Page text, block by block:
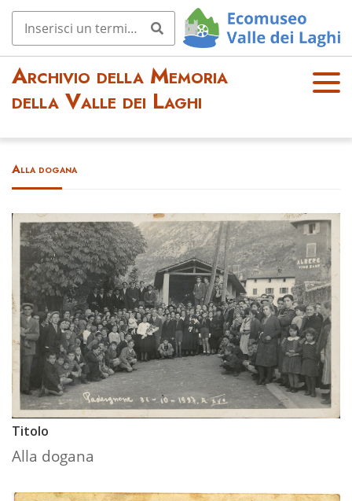
Archivio della Memoria
della Valle dei Laghi
OPE
Alla dogana
Titolo
Alla dogana